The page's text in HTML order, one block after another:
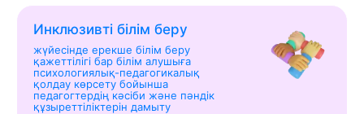
Инклюзивті білім беру
жүйесінде ерекше білім беру
қажеттілігі бар білім алушыға
психологиялық-педагогикалық
қолдау көрсету бойынша
педагогтердің кәсіби және пәндік
құзыреттіліктерін дамыту